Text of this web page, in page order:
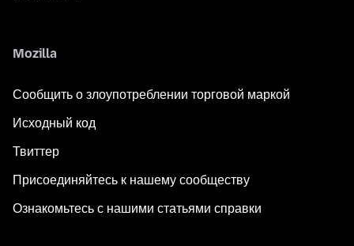
Mozilla
Сообщить о злоупотреблении торговой маркой
Исходный код
Твиттер
Присоединяйтесь к нашему сообществу
Ознакомьтесь с нашими статьями справки